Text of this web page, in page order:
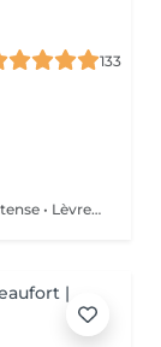
133
💋 Les bienfaits du HydraGloss : • Hydratation intense • Lèvres plus douces et plus lisses • Réduction des petites ridules • Amélioration de la texture et de l'élasticité • Effet repulpé naturel, sans injections • Des lèvres éclatantes, confortables et parfaitement nourries Ce soin est idéal pour les lèvres sèches, déshydratées ou fragilisées, et peut être réalisé tout au long de l'année.